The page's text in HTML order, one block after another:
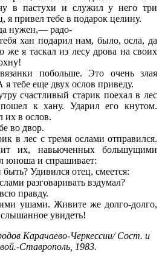
в пастухи и служил у него три
я привел тебе в подарок целину.
нужен,— радо-
хан подарил нам, было, осла, да
же я таскал из лесу дрова на своих
побольше. Это очень злая
тебе еще двух ослов приведу.
счастливый старик поехал в лес
к хану. Ударил его кнутом.
их в ослов.
во двор.
в лес с тремя ослами отправился.
их, навьюченных большущими
юноша и спрашивает:
Удивился отец, смеется:
разговаривать вздумал?
правду.
ушами. Живите же долго-долго,
увидеть!
Карачаево-Черкессии/ Сост. и
Ставрополь, 1983.